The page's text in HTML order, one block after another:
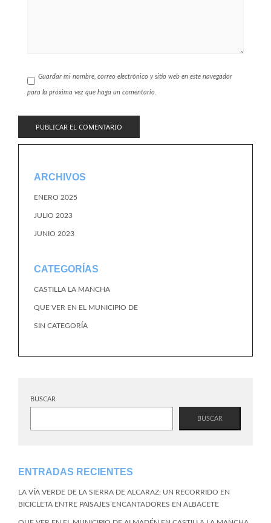
Guardar mi nombre, correo electrónico y sitio web en este navegador
para la próxima vez que haga un comentario.
ARCHIVOS
ENERO 2025
JULIO 2023
JUNIO 2023
CATEGORÍAS
CASTILLA LA MANCHA
QUE VER EN EL MUNICIPIO DE
SIN CATEGORÍA
BUSCAR
BUSCAR
ENTRADAS RECIENTES
LA VÍA VERDE DE LA SIERRA DE ALCARAZ: UN RECORRIDO EN
BICICLETA ENTRE PAISAJES ENCANTADORES EN ALBACETE